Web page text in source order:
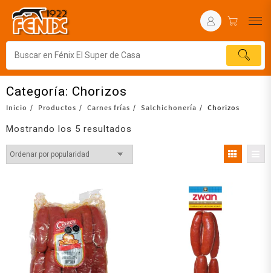
Categoría: Chorizos
Inicio Productos Carnes frías Salchichonería Chorizos
Mostrando los 5 resultados